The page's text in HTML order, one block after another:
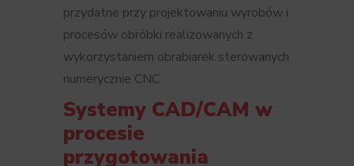
przydatne przy projektowaniu wyrobów i
procesów obróbki realizowanych z
wykorzystaniem obrabiarek sterowanych
numerycznie CNC.
Systemy CAD/CAM w
procesie
przygotowania